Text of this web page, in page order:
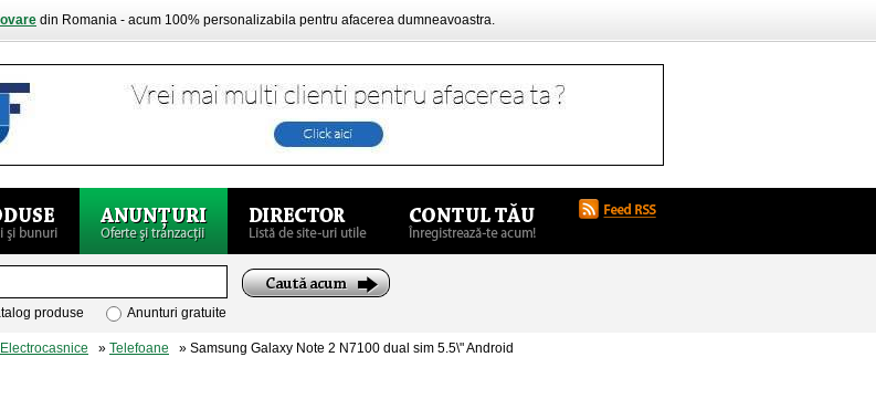
din Romania - acum 100% personalizabila pentru afacerea dumneavoastra.
produse Anunturi gratuite
» Telefoane » Samsung Galaxy Note 2 N7100 dual sim 5.5\" Android